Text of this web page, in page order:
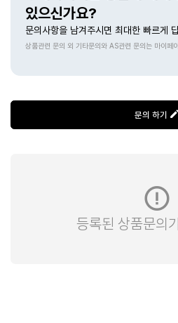
있으신가요?
문의사항을 남겨주시면 최대한 빠르게
상품관련 문의 외 기타문의와 AS관련 문의는 마이페
문의 하기
등록된 상품문의